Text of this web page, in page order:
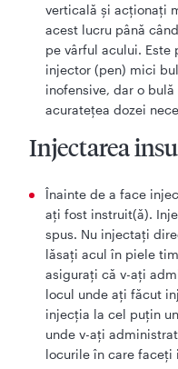
verticală şi acţionaţi
acest lucru până
pe vârful acului. Este
injector (pen) mici
inofensive, dar o
acurateţea dozei
Injectarea
Înainte de a face
aţi fost instruit(ă).
spus. Nu injectaţi
lăsaţi acul în piele
asiguraţi că v-aţi
locul unde aţi făcut
injecţia la cel puţin
unde v-aţi
locurile în care faceţi